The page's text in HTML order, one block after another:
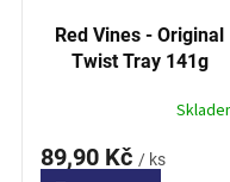
Red Vines - Original
Twist Tray 141g
89,90 Kč / ks